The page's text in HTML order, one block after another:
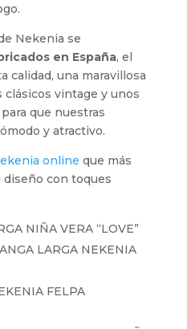
Nekenia se
en España, el
calidad, una maravillosa
vintage y unos
que nuestras
y atractivo.
online que más
con toques
NIÑA VERA “LOVE”
LARGA NEKENIA
FELPA